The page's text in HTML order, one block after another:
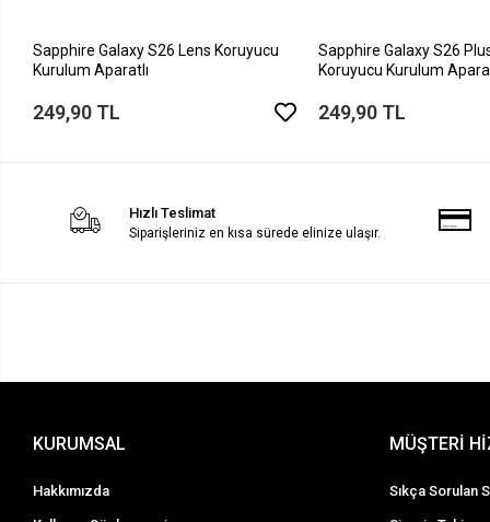
Sapphire Galaxy S26 Lens Koruyucu
Kurulum Aparatlı
249,90 TL
Sapphire Galaxy S26
Koruyucu Kurulum
249,90 TL
Hızlı Teslimat
Siparişleriniz en kısa sürede elinize ulaşır.
KURUMSAL
Hakkımızda
MÜŞTERİ
Sıkça Sorulan